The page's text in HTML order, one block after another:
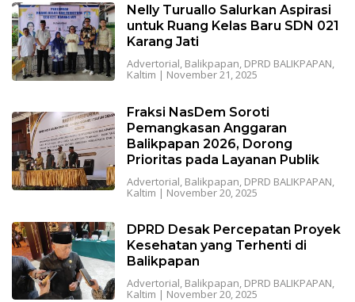
Nelly Turuallo Salurkan Aspirasi
untuk Ruang Kelas Baru SDN 021
Karang Jati
Advertorial, Balikpapan, DPRD BALIKPAPAN,
Kaltim | November 21, 2025
Fraksi NasDem Soroti
Pemangkasan Anggaran
Balikpapan 2026, Dorong
Prioritas pada Layanan Publik
Advertorial, Balikpapan, DPRD BALIKPAPAN,
Kaltim | November 20, 2025
DPRD Desak Percepatan Proyek
Kesehatan yang Terhenti di
Balikpapan
Advertorial, Balikpapan, DPRD BALIKPAPAN,
Kaltim | November 20, 2025